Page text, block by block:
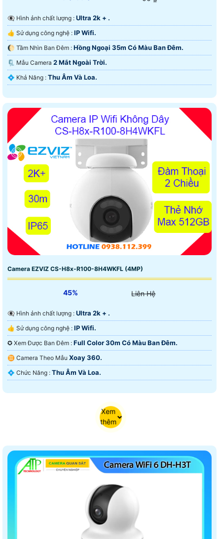
👁️‍🗨 Hình ảnh chất lượng : Ultra 2k + .
👍 Sử dụng công nghệ : IP Wifi.
🌔 Tầm Nhìn Ban Đêm : Hồng Ngoại 35m Có Màu Ban Ðêm.
🗜️ Mẫu Camera 2 Mắt Ngoài Trời.
️💠 Khả Năng : Thu Âm Và Loa.
Camera EZVIZ CS-H8x-R100-8H4WKFL (4MP)
45% Liên Hệ
👁️‍🗨 Hình ảnh chất lượng : Ultra 2k + .
👍 Sử dụng công nghệ : IP Wifi.
✪ Xem Được Ban Đêm : Full Color 30m Có Màu Ban Ðêm.
♊ Camera Theo Mẫu Xoay 360.
️💠 Chức Năng : Thu Âm Và Loa.
Xem
thêm